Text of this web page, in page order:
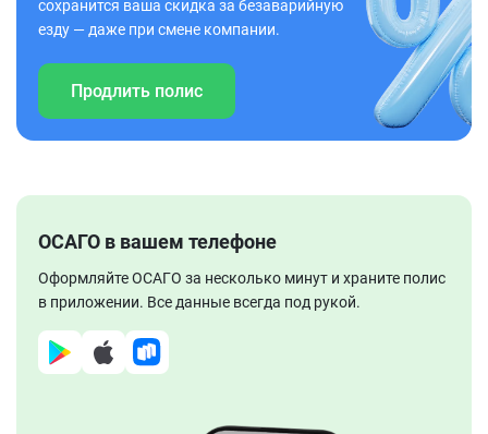
сохранится ваша скидка за безаварийную
езду — даже при смене компании.
Продлить полис
ОСАГО в вашем телефоне
Оформляйте ОСАГО за несколько минут и храните полис
в приложении. Все данные всегда под рукой.